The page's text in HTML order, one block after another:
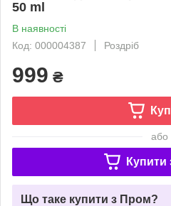
50 ml
В наявності
Код: 000004387
Роздріб
999 ₴
або
Купити
Що таке купити з Пром?